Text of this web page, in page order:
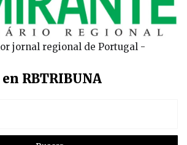
jornal regional de Portugal -
en RBTRIBUNA